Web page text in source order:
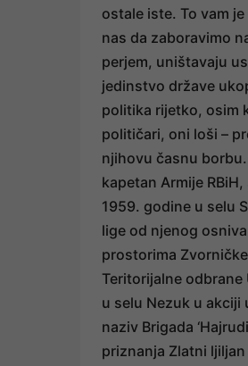
ostale iste. To vam
nas da zaboravimo
perjem, uništavaju
jedinstvo države
politika rijetko, osim
političari, oni loši –
njihovu časnu
kapetan Armije
1959. godine u selu
lige od njenog
prostorima
Teritorijalne odbrane
u selu Nezuk u akciji
naziv Brigada
priznanja Zlatni